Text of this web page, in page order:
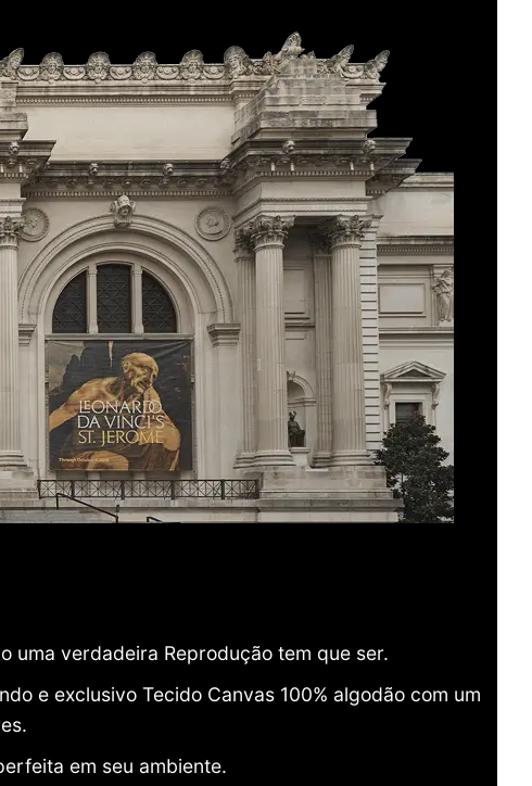
uma verdadeira Reprodução tem que ser.
e exclusivo Tecido Canvas 100% algodão com um
em seu ambiente.